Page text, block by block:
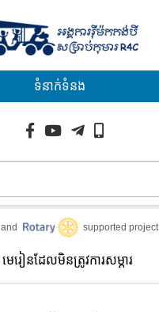
ទំនាក់ទំនង
and supported project
មេរៀនដែលមិនត្រូវការសម្ភារ